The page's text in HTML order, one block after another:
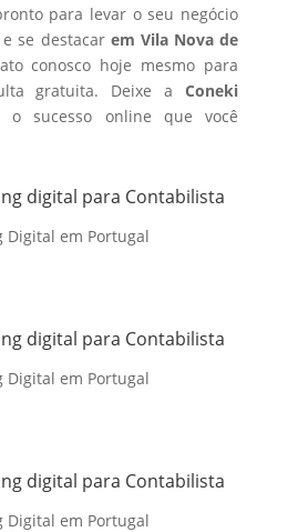
para levar o seu negócio
se destacar em Vila Nova de
conosco hoje mesmo para
gratuita. Deixe aConeki
o sucesso online que você
digital para Contabilista
Digital em Portugal
digital para Contabilista
Digital em Portugal
digital para Contabilista
Digital em Portugal